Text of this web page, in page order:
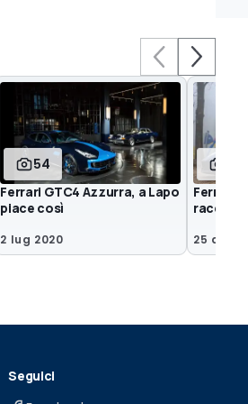
54
Ferrari GTC4 Azzurra, a Lapo
piace così
2 lug 2020
Ferrari
25 dic
Seguici